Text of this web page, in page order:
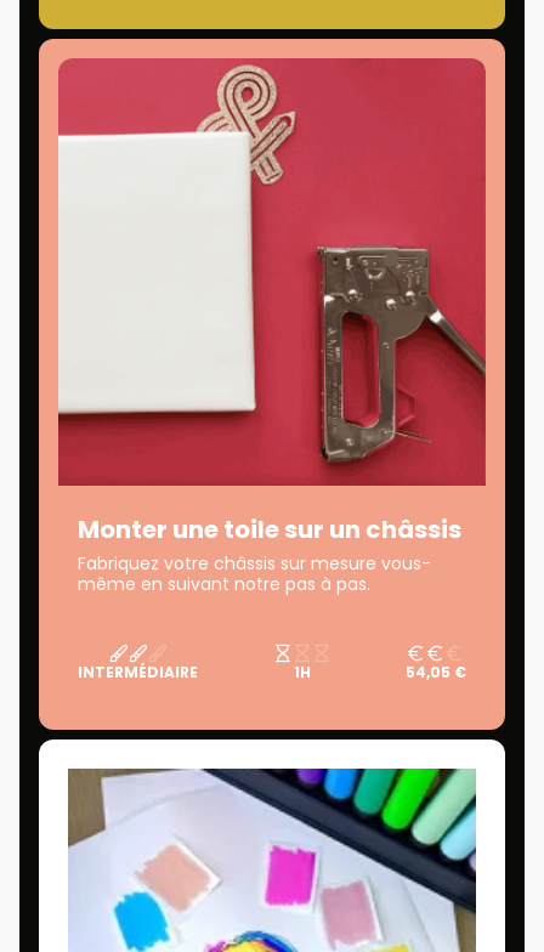
Monter une toile sur un châssis
Fabriquez votre châssis sur mesure vous-
même en suivant notre pas à pas.
INTERMÉDIAIRE 1H 54,05 €